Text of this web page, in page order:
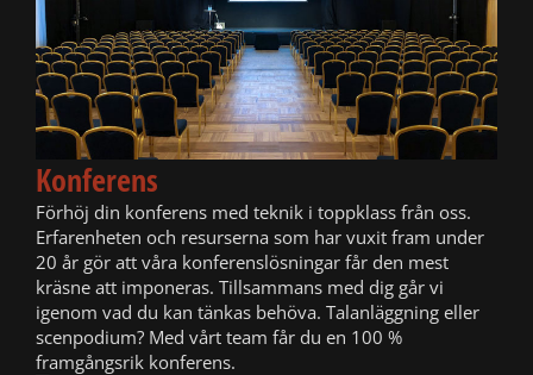
Konferens
Förhöj din konferens med teknik i toppklass från oss.
Erfarenheten och resurserna som har vuxit fram under
20 år gör att våra konferenslösningar får den mest
kräsne att imponeras. Tillsammans med dig går vi
igenom vad du kan tänkas behöva. Talanläggning eller
scenpodium? Med vårt team får du en 100 %
framgångsrik konferens.